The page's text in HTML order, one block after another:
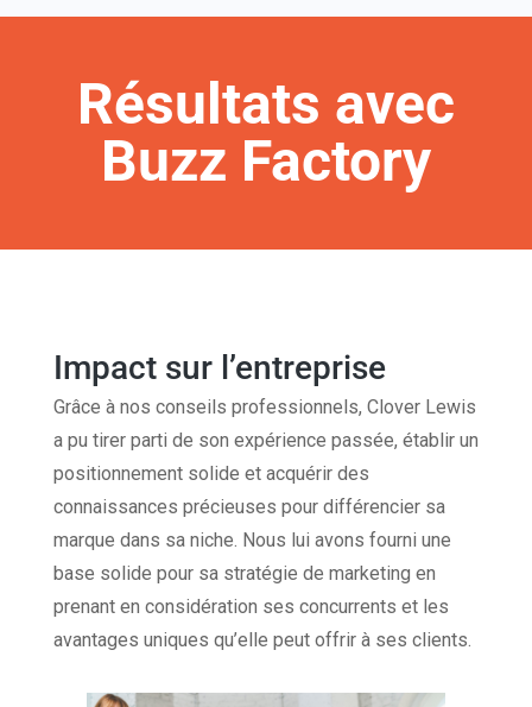
Résultats avec
Buzz Factory
Impact sur l’entreprise
Grâce à nos conseils professionnels, Clover Lewis
a pu tirer parti de son expérience passée, établir un
positionnement solide et acquérir des
connaissances précieuses pour différencier sa
marque dans sa niche. Nous lui avons fourni une
base solide pour sa stratégie de marketing en
prenant en considération ses concurrents et les
avantages uniques qu’elle peut offrir à ses clients.